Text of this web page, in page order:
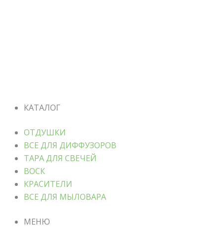
КАТАЛОГ
ОТДУШКИ
ВСЕ ДЛЯ ДИФФУЗОРОВ
ТАРА ДЛЯ СВЕЧЕЙ
ВОСК
КРАСИТЕЛИ
ВСЕ ДЛЯ МЫЛОВАРА
МЕНЮ